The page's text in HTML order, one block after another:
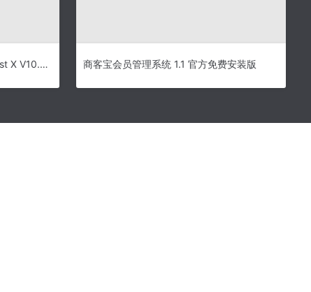
visual assist x破解版 Visual Assist X V10.9.2074.0 通用破解补丁 v1.2 汉化绿色版(附官方原版) 商客宝会员管理系统 1.1 官方免费安装版